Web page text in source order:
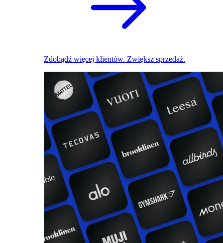
Zdobądź więcej klientów. Zwiększ sprzedaż.